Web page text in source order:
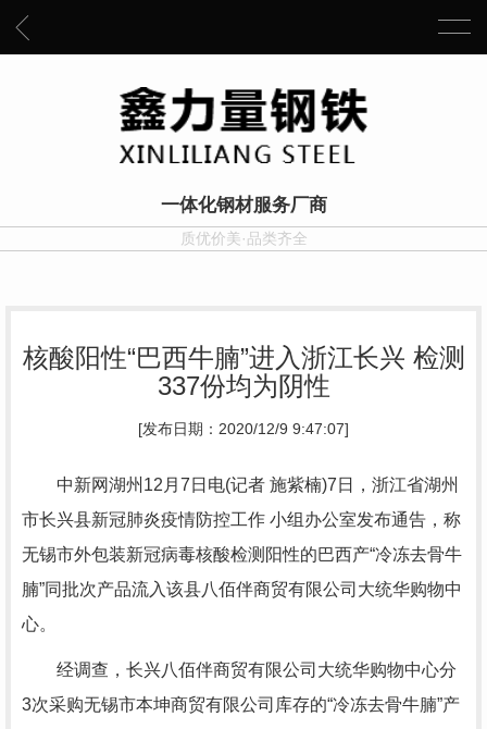
一体化钢材服务厂商
质优价美·品类齐全
核酸阳性“巴西牛腩”进入浙江长兴 检测
337份均为阴性
[发布日期：2020/12/9 9:47:07]
中新网湖州12月7日电(记者 施紫楠)7日，浙江省湖州
市长兴县新冠肺炎疫情防控工作 小组办公室发布通告，称
无锡市外包装新冠病毒核酸检测阳性的巴西产“冷冻去骨牛
腩”同批次产品流入该县八佰伴商贸有限公司大统华购物中
心。
经调查，长兴八佰伴商贸有限公司大统华购物中心分
3次采购无锡市本坤商贸有限公司库存的“冷冻去骨牛腩”产